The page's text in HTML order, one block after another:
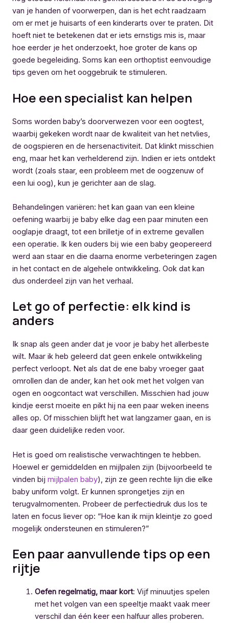
van je handen of voorwerpen, dan is het echt raadzaam
om er met je huisarts of een kinderarts over te praten. Dit
hoeft niet te betekenen dat er iets ernstigs mis is, maar
hoe eerder je het onderzoekt, hoe groter de kans op
goede begeleiding. Soms kan een orthoptist eenvoudige
tips geven om het ooggebruik te stimuleren.
Hoe een specialist kan helpen
Soms worden baby’s doorverwezen voor een oogtest,
waarbij gekeken wordt naar de kwaliteit van het netvlies,
de oogspieren en de hersenactiviteit. Dat klinkt misschien
eng, maar het kan verhelderend zijn. Indien er iets ontdekt
wordt (zoals staar, een probleem met de oogzenuw of
een lui oog), kun je gerichter aan de slag.
Behandelingen variëren: het kan gaan van een kleine
oefening waarbij je baby elke dag een paar minuten een
ooglapje draagt, tot een brilletje of in extreme gevallen
een operatie. Ik ken ouders bij wie een baby geopereerd
werd aan staar en die daarna enorme verbeteringen zagen
in het contact en de algehele ontwikkeling. Ook dat kan
dus onderdeel zijn van het verhaal.
Let go of perfectie: elk kind is
anders
Ik snap als geen ander dat je voor je baby het allerbeste
wilt. Maar ik heb geleerd dat geen enkele ontwikkeling
perfect verloopt. Net als dat de ene baby vroeger gaat
omrollen dan de ander, kan het ook met het volgen van
ogen en oogcontact wat verschillen. Misschien had jouw
kindje eerst moeite en pikt hij na een paar weken ineens
alles op. Of misschien blijft het wat langzamer gaan, en is
daar geen duidelijke reden voor.
Het is goed om realistische verwachtingen te hebben.
Hoewel er gemiddelden en mijlpalen zijn (bijvoorbeeld te
vinden bij mijlpalen baby), zijn ze geen rechte lijn die elke
baby uniform volgt. Er kunnen sprongetjes zijn en
terugvalmomenten. Probeer de perfectiedruk dus los te
laten en focus liever op: “Hoe kan ik mijn kleintje zo goed
mogelijk ondersteunen en stimuleren?”
Een paar aanvullende tips op een
rijtje
Oefen regelmatig, maar kort: Vijf minuutjes spelen
met het volgen van een speeltje maakt vaak meer
verschil dan één keer een halfuur alles proberen.